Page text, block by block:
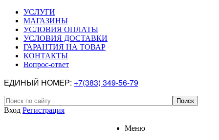
УСЛУГИ
МАГАЗИНЫ
УСЛОВИЯ ОПЛАТЫ
УСЛОВИЯ ДОСТАВКИ
ГАРАНТИЯ НА ТОВАР
КОНТАКТЫ
Вопрос-ответ
ЕДИНЫЙ НОМЕР: +7(383) 349-56-79
Вход Регистрация
Меню